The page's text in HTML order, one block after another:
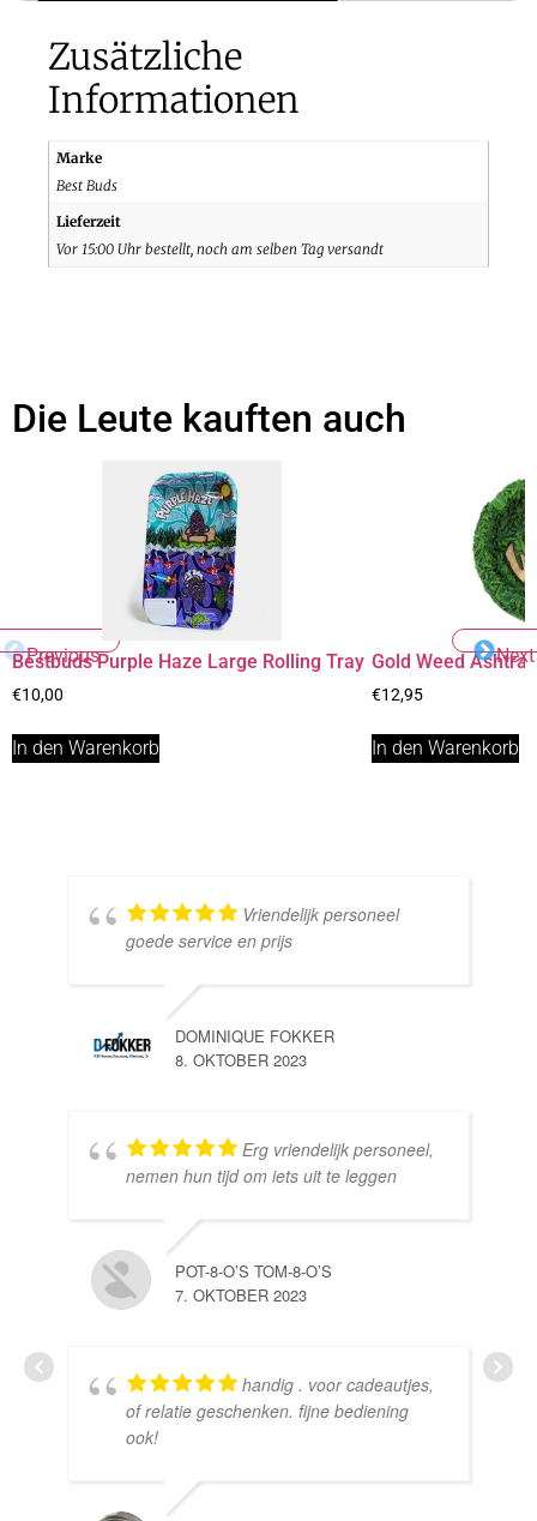
Zusätzliche
Informationen
Marke
Best Buds
Lieferzeit
Vor 15:00 Uhr bestellt, noch am selben Tag versandt
Die Leute kauften auch
Previous
Bestbuds Purple Haze Large Rolling Tray
€10,00
In den Warenkorb
Gold Weed
€12,95
In den Warenkorb
Next
Vriendelijk personeel
goede service en prijs
DOMINIQUE FOKKER
8. OKTOBER 2023
Erg vriendelijk personeel,
nemen hun tijd om iets uit te leggen
POT-8-O’S TOM-8-O’S
7. OKTOBER 2023
handig . voor cadeautjes,
of relatie geschenken. fijne bediening
ook!